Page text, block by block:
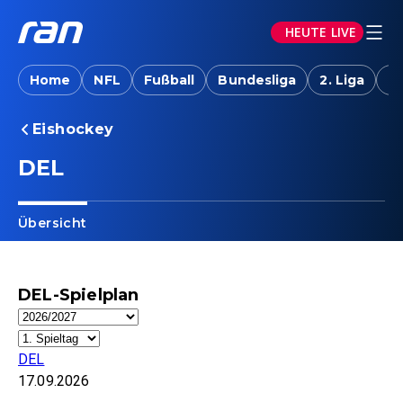
HEUTE LIVE
Home NFL Fußball Bundesliga 2. Liga
Eishockey
DEL
Übersicht
DEL-Spielplan
DEL
17.09.2026